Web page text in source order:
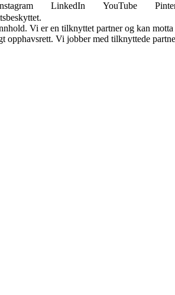
LinkedIn YouTube
Vi er en tilknyttet partner og kan
opphavsrett. Vi jobber med tilknyttede